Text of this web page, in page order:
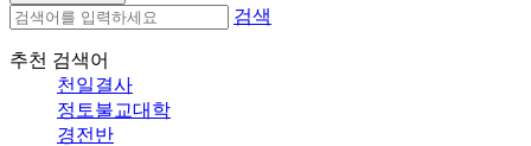
검색
추천 검색어
천일결사
정토불교대학
경전반